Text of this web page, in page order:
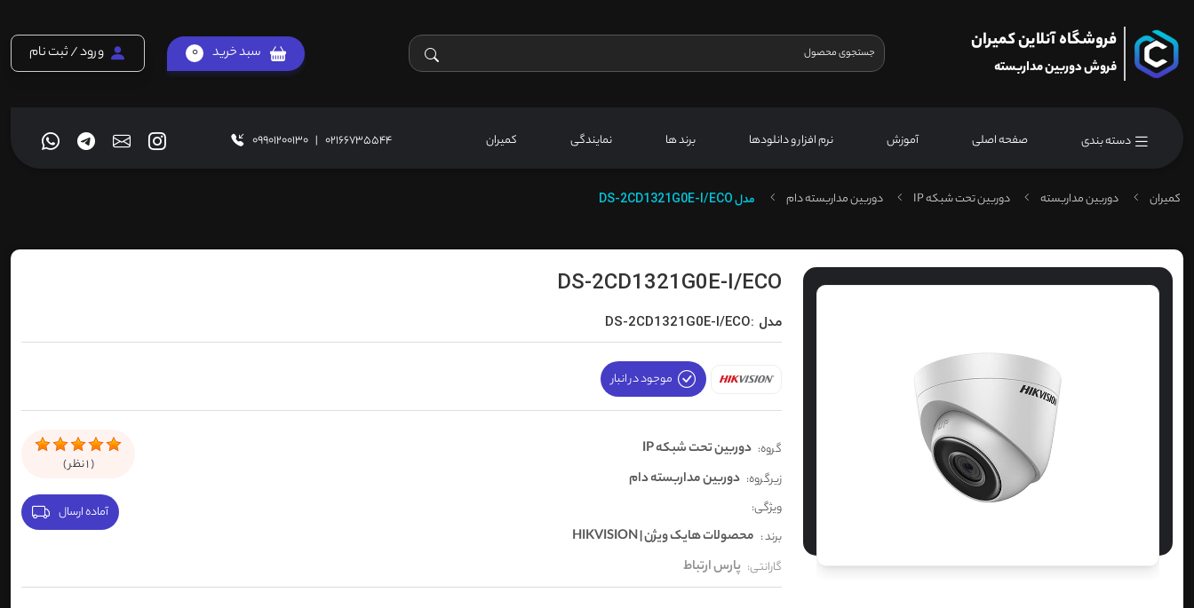
فروشگاه آنلاین کمیران
فروش دوربین مداربسته
سبد خرید 0 ورود / ثبت نام
دسته بندی صفحه اصلی آموزش نرم افزار و دانلودها برند ها نمایندگی کمیران 02166735544
|
09901200130
کمیران دوربین مداربسته دوربین تحت شبکه IP دوربین مداربسته دام مدلDS-2CD1321G0E-I/ECO
DS-2CD1321G0E-I/ECO
مدل :DS-2CD1321G0E-I/ECO
موجود در انبار
گروه: دوربین تحت شبکه IP
زیرگروه: دوربین مداربسته دام
ویژگی:
برند : محصولات هایک ویژن | HIKVISION
گارانتی: پارس ارتباط
(
1نظر )
آماده ارسال